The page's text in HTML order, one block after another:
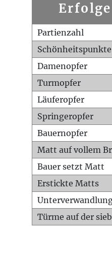
Partienzahl
Schönheitspunkte
Damenopfer
Turmopfer
Läuferopfer
Springeropfer
Bauernopfer
Matt auf vollem
Bauer setzt Matt
Erstickte Matts
Türme auf der